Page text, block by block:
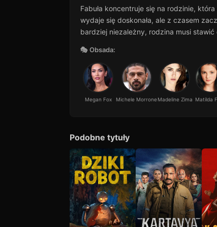
Fabuła koncentruje się na rodzinie,
wydaje się doskonała, ale z czasem
bardziej niezależny, rodzina musi
🎭 Obsada:
Megan Fox Michele MorroneMadeline Zima Matilda
Podobne tytuły